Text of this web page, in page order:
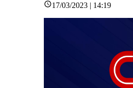
17/03/2023 | 14:19